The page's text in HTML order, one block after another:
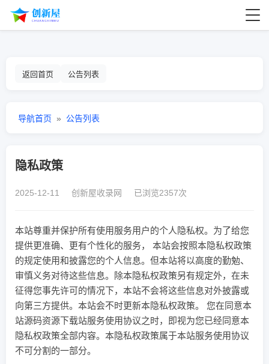
返回首页 公告列表
导航首页 » 公告列表
隐私政策
2025-12-11 创新屋收录网 已浏览2357次
本站尊重并保护所有使用服务用户的个人隐私权。为了给您
提供更准确、更有个性化的服务， 本站会按照本隐私权政策
的规定使用和披露您的个人信息。但本站将以高度的勤勉、
审慎义务对待这些信息。除本隐私权政策另有规定外，在未
征得您事先许可的情况下，本站不会将这些信息对外披露或
向第三方提供。本站会不时更新本隐私权政策。 您在同意本
站源码资源下载站服务使用协议之时，即视为您已经同意本
隐私权政策全部内容。本隐私权政策属于本站服务使用协议
不可分割的一部分。